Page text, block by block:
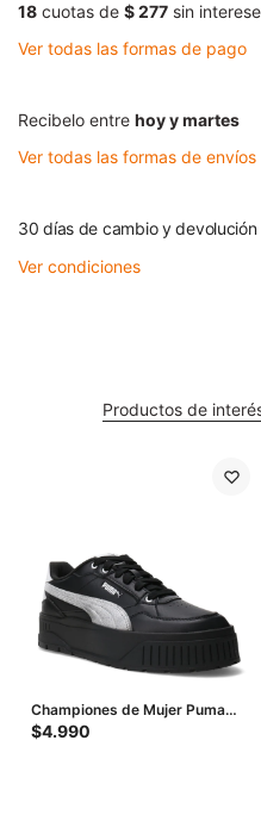
18 cuotas de $ 277 sin
Ver todas las formas de pago
Recibelo entre hoy y martes
Ver todas las formas de envíos
30 días de cambio y
Ver condiciones
Productos de
Championes de Mujer Puma
Karmen Il Idol Metallic - Negro -
$4.990